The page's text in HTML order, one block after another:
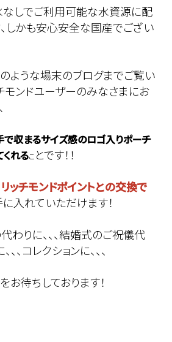
しでご利用可能な水資源に配
しかも安心安全な国産でござい
のような場末のブログまでご覧い
モンドユーザーのみなさまにお
で収まるサイズ感のロゴ入りポーチ
れるこ とです！！
ッチモンドポイントとの交換で
入れていただけます！
わりに、、、結婚式のご祝儀代
、、コレクションに、、、
お待ちしております！